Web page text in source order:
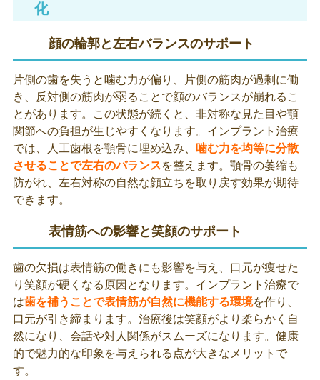
化
顔の輪郭と左右バランスのサポート
片側の歯を失うと噛む力が偏り、片側の筋肉が過剰に働
き、反対側の筋肉が弱ることで顔のバランスが崩れるこ
とがあります。この状態が続くと、非対称な見た目や顎
関節への負担が生じやすくなります。インプラント治療
では、人工歯根を顎骨に埋め込み、
噛む力を均等に分散
させることで左右のバランスを整えます。顎骨の萎縮も
防がれ、左右対称の自然な顔立ちを取り戻す効果が期待
できます。
表情筋への影響と笑顔のサポート
歯の欠損は表情筋の働きにも影響を与え、口元が痩せた
り笑顔が硬くなる原因となります。インプラント治療で
は歯を補うことで表情筋が自然に機能する環境を作り、
口元が引き締まります。治療後は笑顔がより柔らかく自
然になり、会話や対人関係がスムーズになります。健康
的で魅力的な印象を与えられる点が大きなメリットで
す。